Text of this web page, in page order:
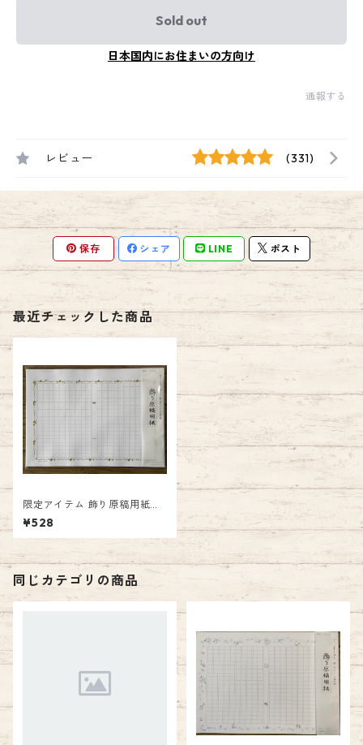
Sold out
日本国内にお住まいの方向け
通報する
レビュー (331)
保存 シェア LINE ポスト
最近チェックした商品
限定アイテム 飾り原稿用紙
「鶯葡萄 クロスカラーデザイ
ン（金鶯錯 カラー） 」ナイ
ン雑貨ストア限定
¥528
同じカテゴリの商品